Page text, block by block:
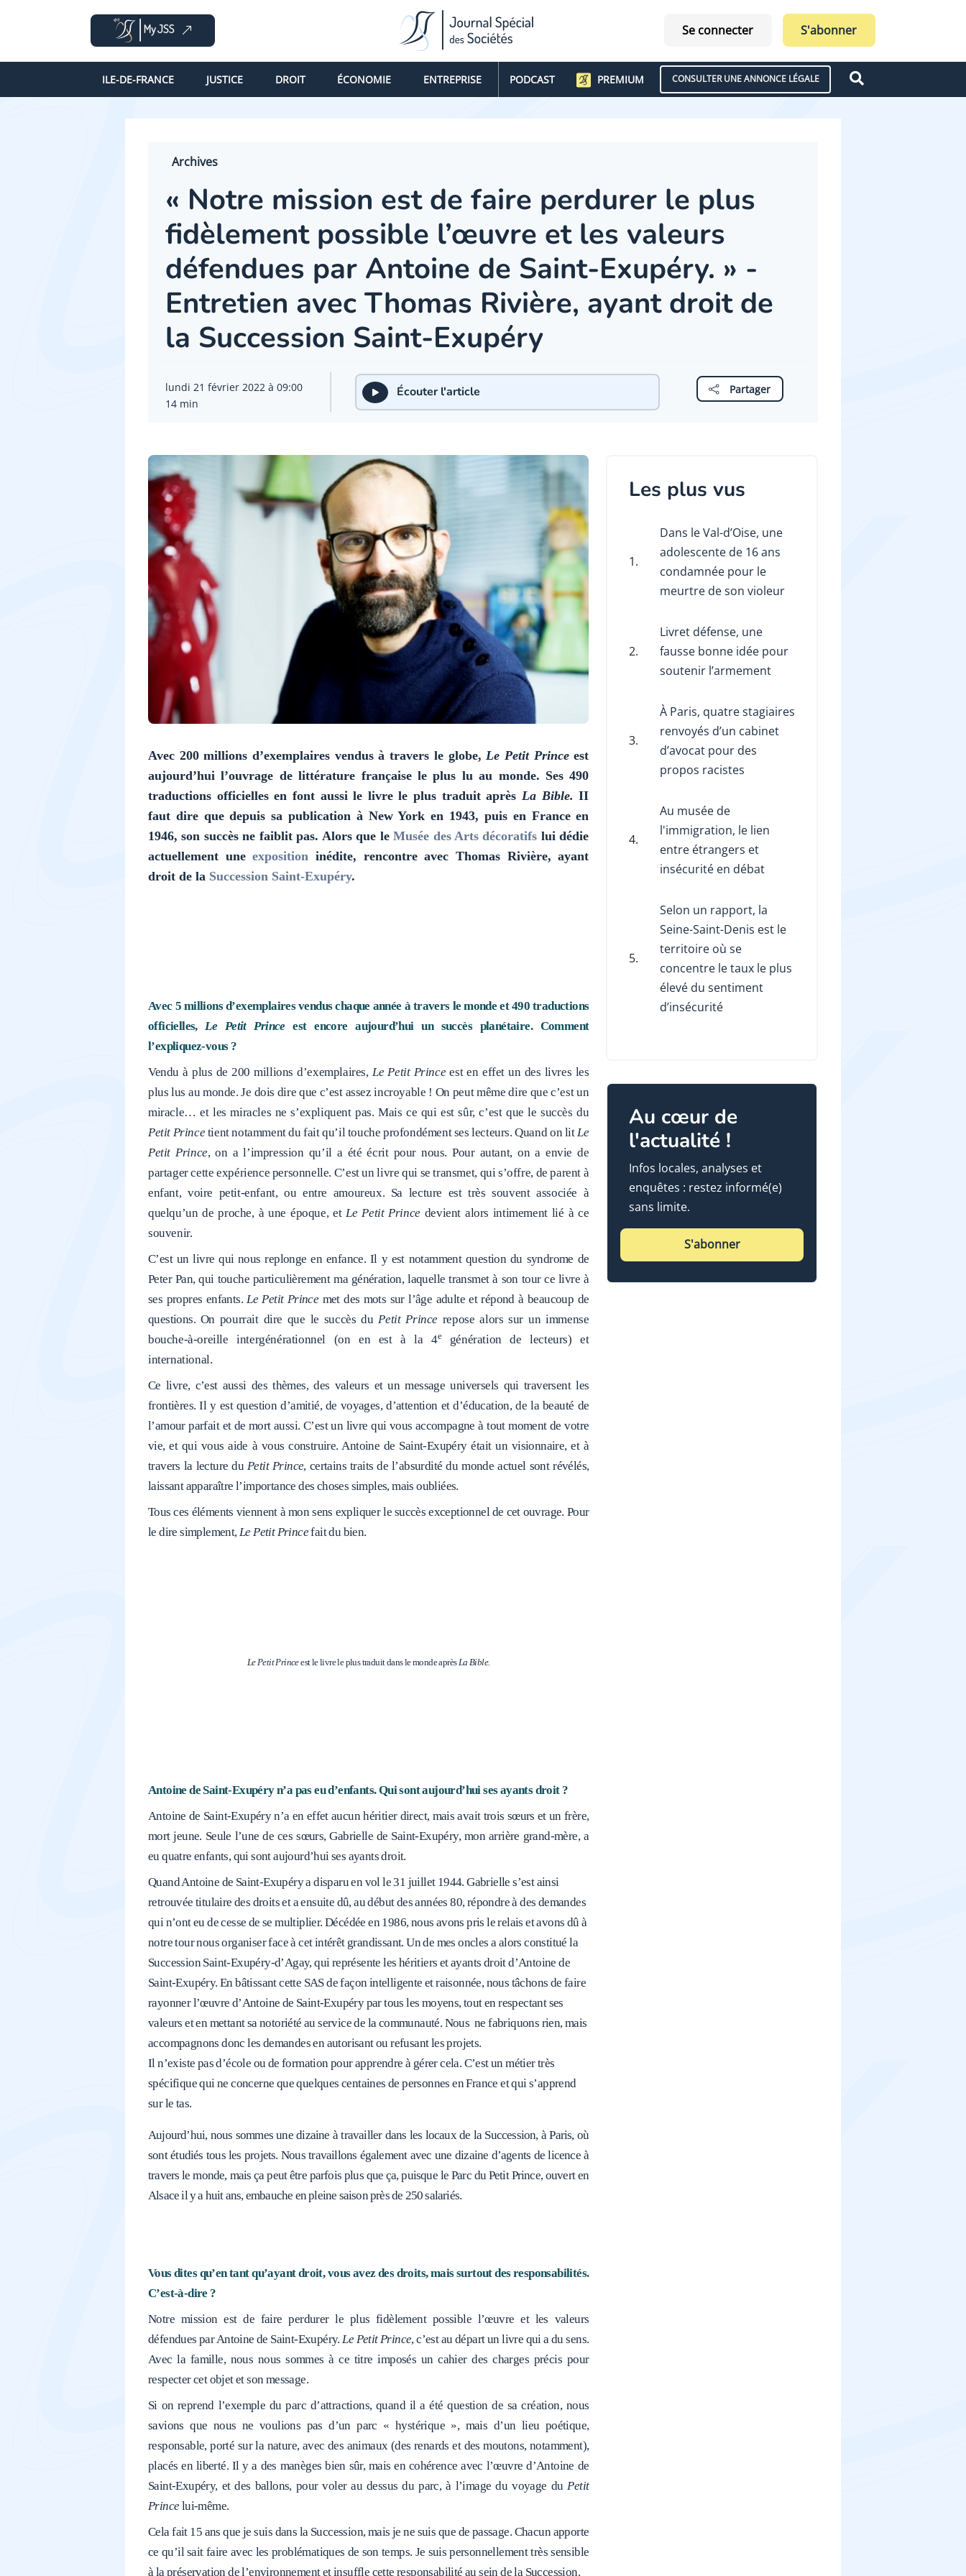
Se connecter S'abonner
ILE-DE-FRANCE JUSTICE DROIT ÉCONOMIE ENTREPRISE PODCAST PREMIUM CONSULTER UNE ANNONCE LÉGALE
Archives
« Notre mission est de faire perdurer le plus
fidèlement possible l’œuvre et les valeurs
défendues par Antoine de Saint-Exupéry. » -
Entretien avec Thomas Rivière, ayant droit de
la Succession Saint-Exupéry
lundi 21 février 2022 à 09:00
14 min
Écouter l'article Partager
Avec 200 millions d’exemplaires vendus à travers le globe,Le Petit Princeest
aujourd’hui l’ouvrage de littérature française le plus lu au monde. Ses 490
traductions officielles en font aussi le livre le plus traduit aprèsLa Bible. II
faut dire que depuis sa publication à New York en 1943, puis en France en
1946, son succès ne faiblit pas. Alors que leMusée des Arts décoratifs lui dédie
actuellement uneexpositioninédite, rencontre avec Thomas Rivière, ayant
droit de la Succession Saint-Exupéry.
Avec 5 millions d’exemplaires vendus chaque année à travers le monde et 490 traductions
officielles,Le Petit Prince est encore aujourd’hui un succès planétaire. Comment
l’expliquez-vous ?
Vendu à plus de 200 millions d’exemplaires,Le Petit Prince est en effet un des livres les
plus lus au monde. Je dois dire que c’est assez incroyable ! On peut même dire que c’est un
miracle… et les miracles ne s’expliquent pas. Mais ce qui est sûr, c’est que le succès du
Petit Prince tient notamment du fait qu’il touche profondément ses lecteurs. Quand on litLe
Petit Prince, on a l’impression qu’il a été écrit pour nous. Pour autant, on a envie de
partager cette expérience personnelle. C’est un livre qui se transmet, qui s’offre, de parent à
enfant, voire petit-enfant, ou entre amoureux. Sa lecture est très souvent associée à
quelqu’un de proche, à une époque, etLe Petit Prince devient alors intimement lié à ce
souvenir.
C’est un livre qui nous replonge en enfance. Il y est notamment question du syndrome de
Peter Pan, qui touche particulièrement ma génération, laquelle transmet à son tour ce livre à
ses propres enfants.Le Petit Prince met des mots sur l’âge adulte et répond à beaucoup de
questions. On pourrait dire que le succès du Petit Prince repose alors sur un immense
bouche-à-oreille intergénérationnel (on en est à la 4egénération de lecteurs) et
international.
Ce livre, c’est aussi des thèmes, des valeurs et un message universels qui traversent les
frontières. Il y est question d’amitié, de voyages, d’attention et d’éducation, de la beauté de
l’amour parfait et de mort aussi. C’est un livre qui vous accompagne à tout moment de votre
vie, et qui vous aide à vous construire. Antoine de Saint-Exupéry était un visionnaire, et à
travers la lecture duPetit Prince, certains traits de l’absurdité du monde actuel sont révélés,
laissant apparaître l’importance des choses simples, mais oubliées.
Tous ces éléments viennent à mon sens expliquer le succès exceptionnel de cet ouvrage. Pour
le dire simplement,Le Petit Princefait du bien.
Le Petit Princeest le livre le plus traduit dans le monde aprèsLa Bible.
Antoine de Saint-Exupéry n’a pas eu d’enfants. Qui sont aujourd’hui ses ayants droit ?
Antoine de Saint-Exupéry n’a en effet aucun héritier direct, mais avait trois sœurs et un frère,
mort jeune. Seule l’une de ces sœurs, Gabrielle de Saint-Exupéry, mon arrière grand-mère, a
eu quatre enfants, qui sont aujourd’hui ses ayants droit.
Quand Antoine de Saint-Exupéry a disparu en vol le 31 juillet 1944. Gabrielle s’est ainsi
retrouvée titulaire des droits et a ensuite dû, au début des années 80, répondre à des demandes
qui n’ont eu de cesse de se multiplier. Décédée en 1986, nous avons pris le relais et avons dû à
notre tour nous organiser face à cet intérêt grandissant. Un de mes oncles a alors constitué la
Succession Saint-Exupéry-d’Agay, qui représente les héritiers et ayants droit d’Antoine de
Saint-Exupéry. En bâtissant cette SAS de façon intelligente et raisonnée, nous tâchons de faire
rayonner l’œuvre d’Antoine de Saint-Exupéry par tous les moyens, tout en respectant ses
valeurs et en mettant sa notoriété au service de la communauté. Nous ne fabriquons rien, mais
accompagnons donc les demandes en autorisant ou refusant les projets.
Il n’existe pas d’école ou de formation pour apprendre à gérer cela. C’est un métier très
spécifique qui ne concerne que quelques centaines de personnes en France et qui s’apprend
sur le tas.
Aujourd’hui, nous sommes une dizaine à travailler dans les locaux de la Succession, à Paris, où
sont étudiés tous les projets. Nous travaillons également avec une dizaine d’agents de licence à
travers le monde, mais ça peut être parfois plus que ça, puisque le Parc du Petit Prince, ouvert en
Alsace il y a huit ans, embauche en pleine saison près de 250 salariés.
Vous dites qu’en tant qu’ayant droit, vous avez des droits, mais surtout des responsabilités.
C’est-à-dire ?
Notre mission est de faire perdurer le plus fidèlement possible l’œuvre et les valeurs
défendues par Antoine de Saint-Exupéry.Le Petit Prince, c’est au départ un livre qui a du sens.
Avec la famille, nous nous sommes à ce titre imposés un cahier des charges précis pour
respecter cet objet et son message.
Si on reprend l’exemple du parc d’attractions, quand il a été question de sa création, nous
savions que nous ne voulions pas d’un parc « hystérique », mais d’un lieu poétique,
responsable, porté sur la nature, avec des animaux (des renards et des moutons, notamment),
placés en liberté. Il y a des manèges bien sûr, mais en cohérence avec l’œuvre d’Antoine de
Saint-Exupéry, et des ballons, pour voler au dessus du parc, à l’image du voyage duPetit
Prince lui-même.
Cela fait 15 ans que je suis dans la Succession, mais je ne suis que de passage. Chacun apporte
ce qu’il sait faire avec les problématiques de son temps. Je suis personnellement très sensible
à la préservation de l’environnement et insuffle cette responsabilité au sein de la Succession.
Les plus vus
1.
Dans le Val-d’Oise, une
adolescente de 16 ans
condamnée pour le
meurtre de son violeur
2.
Livret défense, une
fausse bonne idée pour
soutenir l’armement
3.
À Paris, quatre stagiaires
renvoyés d’un cabinet
d’avocat pour des
propos racistes
4.
Au musée de
l'immigration, le lien
entre étrangers et
insécurité en débat
5.
Selon un rapport, la
Seine-Saint-Denis est le
territoire où se
concentre le taux le plus
élevé du sentiment
d’insécurité
Au cœur de
l'actualité !
Infos locales, analyses et
enquêtes : restez informé(e)
sans limite.
S'abonner